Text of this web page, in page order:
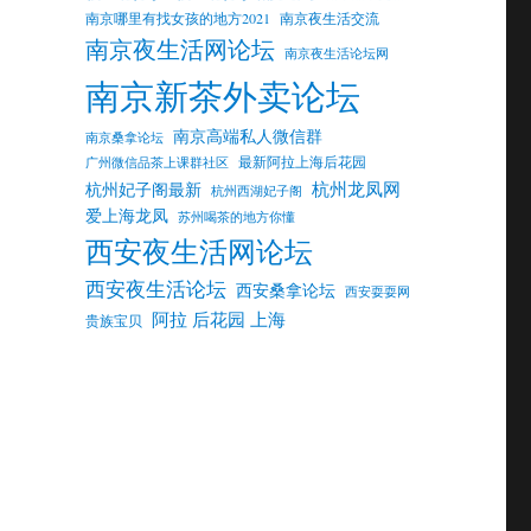
南京哪里有找女孩的地方2021 南京夜生活交流
南京夜生活网论坛 南京夜生活论坛网
南京新茶外卖论坛
南京桑拿论坛 南京高端私人微信群
广州微信品茶上课群社区 最新阿拉上海后花园
杭州妃子阁最新 杭州西湖妃子阁 杭州龙凤网
爱上海龙凤 苏州喝茶的地方你懂
西安夜生活网论坛
西安夜生活论坛 西安桑拿论坛 西安耍耍网
贵族宝贝 阿拉 后花园 上海